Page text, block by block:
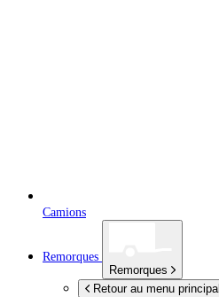
Camions
Remorques
Remorques
Retour au menu principal